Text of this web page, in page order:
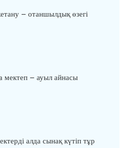
– отаншылдық өзегі
мектеп – ауыл айнасы
алда сынақ күтіп тұр